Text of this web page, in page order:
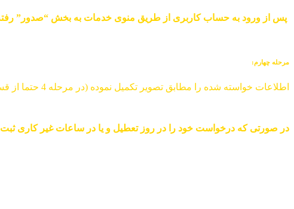
پس از ورود به حساب کاربری از طریق منوی خدمات به بخش “صدور” رفته
مرحله چهارم:
اطلاعات خواسته شده را مطابق تصویر تکمیل نموده (در مرحله 4 حتما از قسمت پشتی کارت که کد درج شده است عکس گرفته شود) و در نهایت بر روی دکمه تایید کلیک فرمائید.
در صورتی که درخواست خود را در روز تعطیل و یا در ساعات غیر کاری